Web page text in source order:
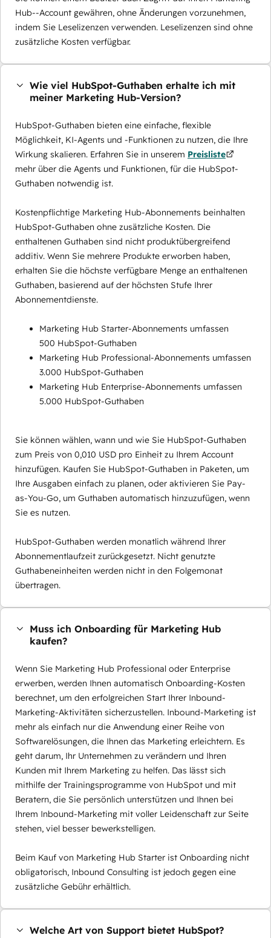
Hub--Account gewähren, ohne Änderungen vorzunehmen,
indem Sie Leselizenzen verwenden. Leselizenzen sind ohne
zusätzliche Kosten verfügbar.
Wie viel HubSpot-Guthaben erhalte ich mit
meiner Marketing Hub-Version?
HubSpot-Guthaben bieten eine einfache, flexible
Möglichkeit, KI-Agents und -Funktionen zu nutzen, die Ihre
Wirkung skalieren. Erfahren Sie in unserem Preisliste
mehr über die Agents und Funktionen, für die HubSpot-
Guthaben notwendig ist.
Kostenpflichtige Marketing Hub-Abonnements beinhalten
HubSpot-Guthaben ohne zusätzliche Kosten. Die
enthaltenen Guthaben sind nicht produktübergreifend
additiv. Wenn Sie mehrere Produkte erworben haben,
erhalten Sie die höchste verfügbare Menge an enthaltenen
Guthaben, basierend auf der höchsten Stufe Ihrer
Abonnementdienste.
Marketing Hub Starter-Abonnements umfassen
500 HubSpot-Guthaben
Marketing Hub Professional-Abonnements umfassen
3.000 HubSpot-Guthaben
Marketing Hub Enterprise-Abonnements umfassen
5.000 HubSpot-Guthaben
Sie können wählen, wann und wie Sie HubSpot-Guthaben
zum Preis von 0,010 USD pro Einheit zu Ihrem Account
hinzufügen. Kaufen Sie HubSpot-Guthaben in Paketen, um
Ihre Ausgaben einfach zu planen, oder aktivieren Sie Pay-
as-You-Go, um Guthaben automatisch hinzuzufügen, wenn
Sie es nutzen.
HubSpot-Guthaben werden monatlich während Ihrer
Abonnementlaufzeit zurückgesetzt. Nicht genutzte
Guthabeneinheiten werden nicht in den Folgemonat
übertragen.
Muss ich Onboarding für Marketing Hub
kaufen?
Wenn Sie Marketing Hub Professional oder Enterprise
erwerben, werden Ihnen automatisch Onboarding-Kosten
berechnet, um den erfolgreichen Start Ihrer Inbound-
Marketing-Aktivitäten sicherzustellen. Inbound-Marketing ist
mehr als einfach nur die Anwendung einer Reihe von
Softwarelösungen, die Ihnen das Marketing erleichtern. Es
geht darum, Ihr Unternehmen zu verändern und Ihren
Kunden mit Ihrem Marketing zu helfen. Das lässt sich
mithilfe der Trainingsprogramme von HubSpot und mit
Beratern, die Sie persönlich unterstützen und Ihnen bei
Ihrem Inbound-Marketing mit voller Leidenschaft zur Seite
stehen, viel besser bewerkstelligen.
Beim Kauf von Marketing Hub Starter ist Onboarding nicht
obligatorisch, Inbound Consulting ist jedoch gegen eine
zusätzliche Gebühr erhältlich.
Welche Art von Support bietet HubSpot?